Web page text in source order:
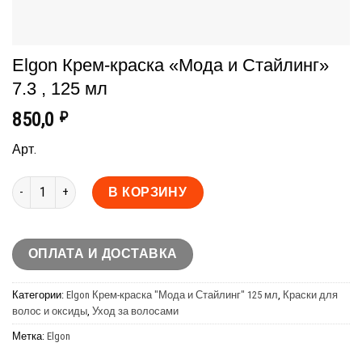
Elgon Крем-краска «Мода и Стайлинг»
7.3 , 125 мл
850,0 ₽
Арт.
Количество товара Elgon Крем-краска "Мода и Стайлинг" 7.3 ,
В КОРЗИНУ
ОПЛАТА И ДОСТАВКА
Категории: Elgon Крем-краска "Мода и Стайлинг" 125 мл, Краски для
волос и оксиды, Уход за волосами
Метка: Elgon